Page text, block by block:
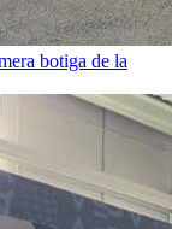
botiga de la